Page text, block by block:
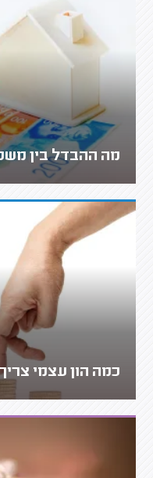
מה ההבדל בין
כמה הון עצמי